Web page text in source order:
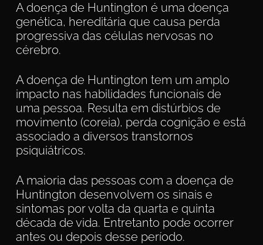
A doença de Huntington é uma doença
genética, hereditária que causa perda
progressiva das células nervosas no
cérebro.
A doença de Huntington tem um amplo
impacto nas habilidades funcionais de
uma pessoa. Resulta em distúrbios de
movimento (coreia), perda cognição e está
associado a diversos transtornos
psiquiátricos.
A maioria das pessoas com a doença de
Huntington desenvolvem os sinais e
sintomas por volta da quarta e quinta
década de vida. Entretanto pode ocorrer
antes ou depois desse período.